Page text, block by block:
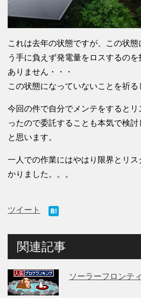
これは去年の状態ですが、この状
う手に負えず発電量をロスするの
ありません・・・
この状態になっていないことを祈る
今回の件で自分でメンテをすると
ったので委託することも本気で検
と思います。
一人での作業にはやはり限界とリ
かりました。。。
ツイート
関連記事
ソーラーフロンテ